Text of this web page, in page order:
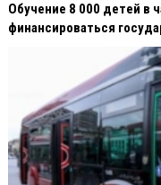
Обучение 8 000 детей в
финансироваться